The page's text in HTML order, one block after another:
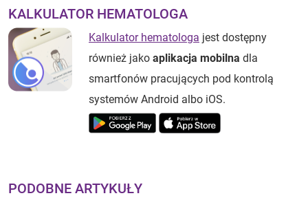
KALKULATOR HEMATOLOGA
Kalkulator hematologa jest dostępny
również jako aplikacja mobilna dla
smartfonów pracujących pod kontrolą
systemów Android albo iOS.
PODOBNE ARTYKUŁY